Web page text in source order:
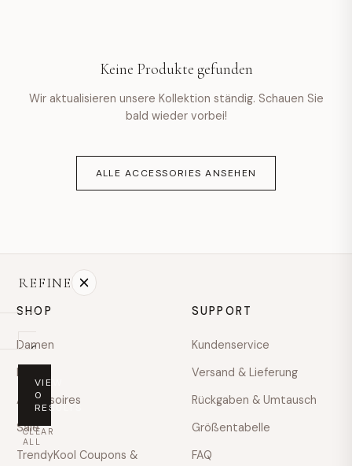
Keine Produkte gefunden
Wir aktualisieren unsere Kollektion ständig. Schauen Sie
bald wieder vorbei!
ALLE ACCESSORIES ANSEHEN
REFINE
On
sale
PRICE
Any
price
VIEW
0
RESULTS
CLEAR
ALL
SHOP
Damen
Herren
Accessoires
Sale
TrendyKool Coupons &
SUPPORT
Kundenservice
Versand & Lieferung
Rückgaben & Umtausch
Größentabelle
FAQ